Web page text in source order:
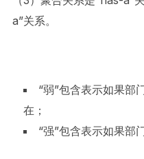
a”关系。
“弱”包含表示如果部
在；
“强”包含表示如果部